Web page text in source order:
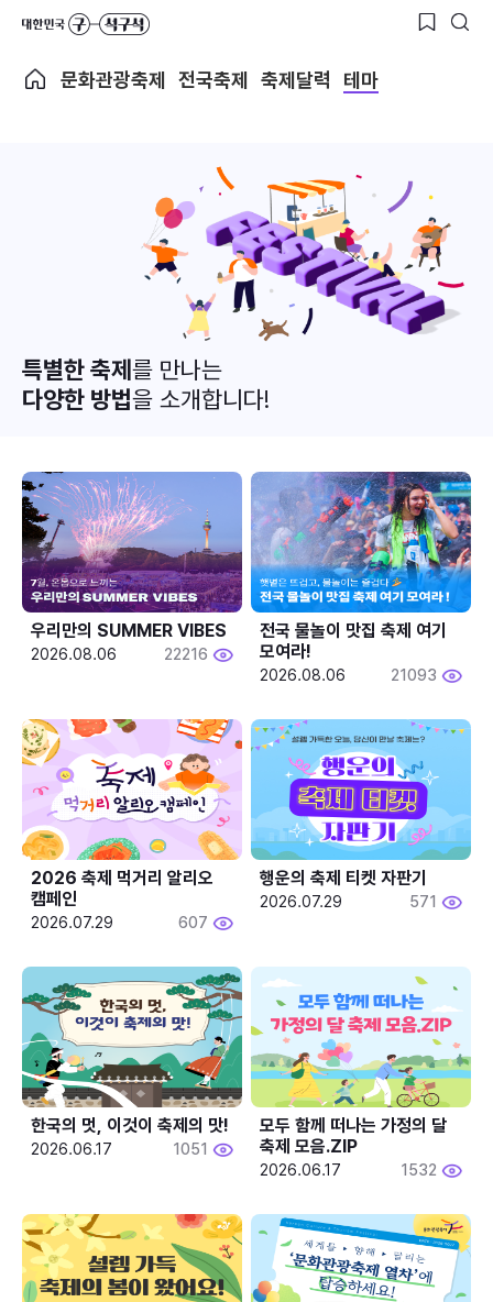
문화관광축제 전국축제 축제달력 테마
특별한 축제를 만나는
다양한 방법을 소개합니다!
우리만의 SUMMER VIBES
2026.08.06 22216
전국 물놀이 맛집 축제 여기
모여라!
2026.08.06 21093
2026 축제 먹거리 알리오
캠페인
2026.07.29 607
행운의 축제 티켓 자판기
2026.07.29 571
한국의 멋, 이것이 축제의 맛!
2026.06.17 1051
모두 함께 떠나는 가정의 달
축제 모음.ZIP
2026.06.17 1532